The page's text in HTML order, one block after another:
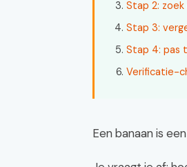
Stap 2:
Stap 3:
Stap 4: pas
Verificatie-
Een banaan is